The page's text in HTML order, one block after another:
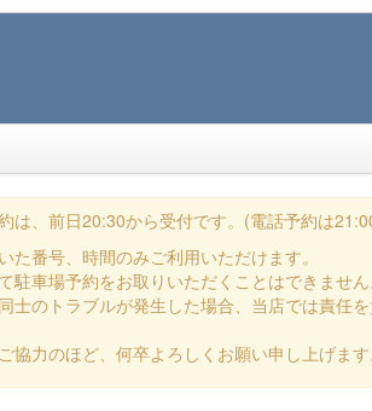
は、前日20:30から受付です。(電話予約は
た番号、時間のみご利用いただけます。
駐車場予約をお取りいただくことはできません
士のトラブルが発生した場合、当店では責任
協力のほど、何卒よろしくお願い申し上げます